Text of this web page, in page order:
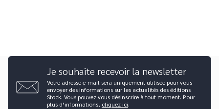
Je souhaite recevoir la newsletter
Votre adresse e-mail sera uniquement utilisée pour vous
envoyer des informations sur les actualités des éditions
Stock. Vous pouvez vous désinscrire à tout moment. Pour
plus d’informations, cliquez ici.